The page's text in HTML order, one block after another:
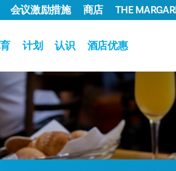
计划 认识 酒店优惠
会议激励措施 商店 THE